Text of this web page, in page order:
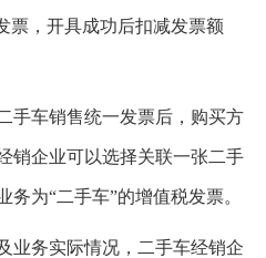
票，开具成功后扣减发票额
手车销售统一发票后，购买方
销企业可以选择关联一张二手
为“二手车”的增值税发票。
业务实际情况，二手车经销企